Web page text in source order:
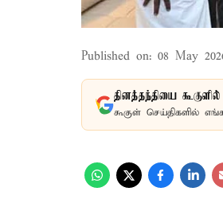
Published on: 08 May
தினத்தந்தியை
கூகுள் செய்திகளில்